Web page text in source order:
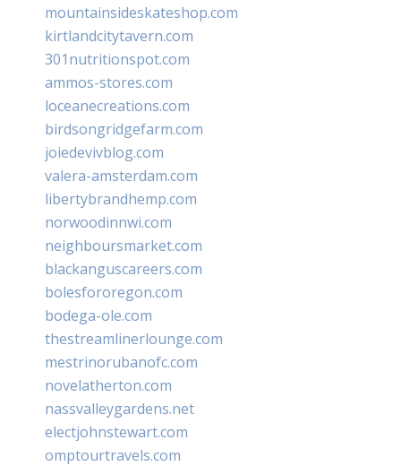
mountainsideskateshop.com
kirtlandcitytavern.com
301nutritionspot.com
ammos-stores.com
loceanecreations.com
birdsongridgefarm.com
joiedevivblog.com
valera-amsterdam.com
libertybrandhemp.com
norwoodinnwi.com
neighboursmarket.com
blackanguscareers.com
bolesfororegon.com
bodega-ole.com
thestreamlinerlounge.com
mestrinorubanofc.com
novelatherton.com
nassvalleygardens.net
electjohnstewart.com
omptourtravels.com